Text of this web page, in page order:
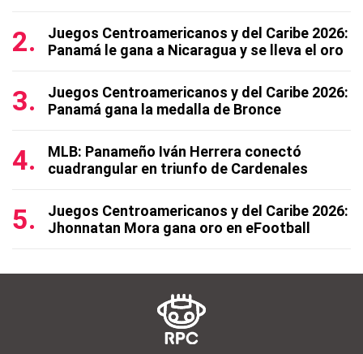
Juegos Centroamericanos y del Caribe 2026:
Panamá le gana a Nicaragua y se lleva el oro
Juegos Centroamericanos y del Caribe 2026:
Panamá gana la medalla de Bronce
MLB: Panameño Iván Herrera conectó
cuadrangular en triunfo de Cardenales
Juegos Centroamericanos y del Caribe 2026:
Jhonnatan Mora gana oro en eFootball